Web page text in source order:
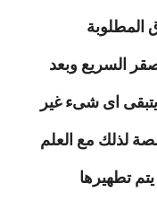
المطلوبة
السريع وبعد
اى شىء غير
لذلك مع العلم
تطهيرها